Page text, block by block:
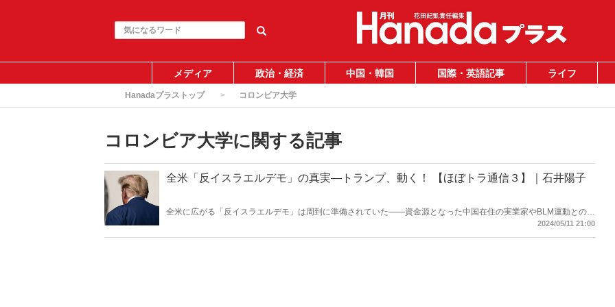
メディア 政治・経済 中国・韓国 国際・英語記事 ライフ
Hanadaプラストップ コロンビア大学
コロンビア大学に関する記事
全米「反イスラエルデモ」の真実―トランプ、動く！ 【ほぼトラ通信３】｜石井陽子
全米に広がる「反イスラエルデモ」は周到に準備されていた――資金源となった中国在住の実業家やBLM運動との繋
2024/05/11 21:00